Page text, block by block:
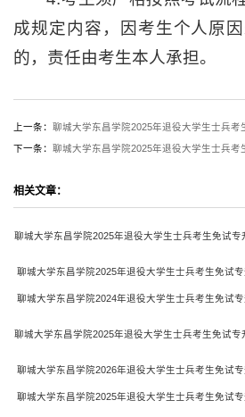
成规定内容，因考生个人原
的，责任由考生本人承担。
上一条： 聊城大学东昌学院2025年退役大学生士兵考生免试专
下一条： 聊城大学东昌学院2025年退役大学生士兵考
相关文章：
聊城大学东昌学院2025年退役大学生士兵考生免试
聊城大学东昌学院2025年退役大学生士兵考生免试
聊城大学东昌学院2024年退役大学生士兵考生免试
聊城大学东昌学院2025年退役大学生士兵考生免试
聊城大学东昌学院2026年退役大学生士兵考生免试
聊城大学东昌学院2025年退役大学生士兵考生免试